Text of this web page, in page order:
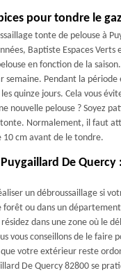
pour tondre le
tonte de pelouse à
Baptiste Espaces Verts
en fonction de la
semaine. Pendant la période
quinze jours. Cela vous
nouvelle pelouse ? Soyez
Normalement, il faut
cm avant de le tondre.
De
un débroussaillage si
forêt ou dans un
dans une zone où le
vous conseillons de le faire
votre extérieur reste
De Quercy 82800 se